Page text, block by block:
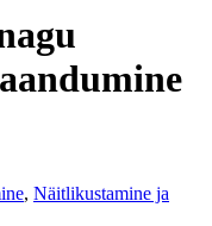
, Näitlikustamine ja